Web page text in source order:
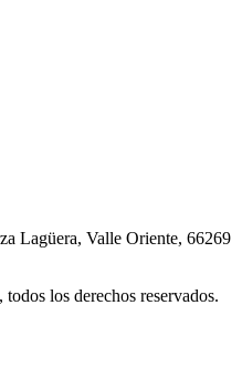
Lagüera, Valle Oriente, 66269
los derechos reservados.